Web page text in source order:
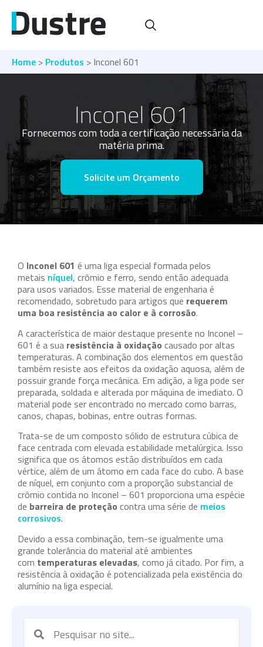
Home > Produtos > Inconel 601
Inconel 601
Fornecemos com toda a certificação necessária da
matéria prima.
Solicite um Orçamento
O Inconel 601 é uma liga especial formada pelos
metais níquel, crômio e ferro, sendo então adequada
para usos variados. Esse material de engenharia é
recomendado, sobretudo para artigos que requerem
uma boa resistência ao calor e à corrosão.
A característica de maior destaque presente no Inconel –
601 é a sua resistência à oxidação causado por altas
temperaturas. A combinação dos elementos em questão
também resiste aos efeitos da oxidação aquosa, além de
possuir grande força mecânica. Em adição, a liga pode ser
preparada, soldada e alterada por máquina de imediato. O
material pode ser encontrado no mercado como barras,
canos, chapas, bobinas, entre outras formas.
Trata-se de um composto sólido de estrutura cúbica de
face centrada com elevada estabilidade metalúrgica. Isso
significa que os átomos estão distribuídos em cada
vértice, além de um átomo em cada face do cubo. A base
de níquel, em conjunto com a proporção substancial de
crômio contida no Inconel – 601 proporciona uma espécie
de barreira de proteção contra uma série de meios
corrosivos.
Devido a essa combinação, tem-se igualmente uma
grande tolerância do material até ambientes
com temperaturas elevadas, como já citado. Por fim, a
resistência à oxidação é potencializada pela existência do
alumínio na liga especial.